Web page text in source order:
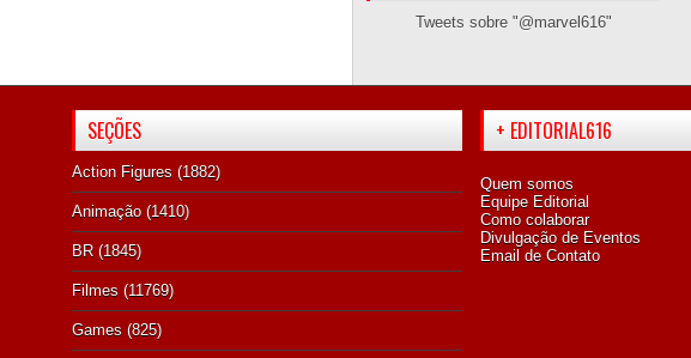
Tweets sobre "@marvel616"
SEÇÕES
Action Figures (1882)
Animação (1410)
BR (1845)
Filmes (11769)
Games (825)
+ EDITORIAL616
Quem somos
Equipe Editorial
Como colaborar
Divulgação de Eventos
Email de Contato